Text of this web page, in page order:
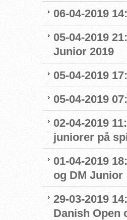
06-04-2019
05-04-2019
Junior 2019
05-04-2019
05-04-2019
02-04-2019
juniorer på
01-04-2019
og DM Junior
29-03-2019
Danish Open